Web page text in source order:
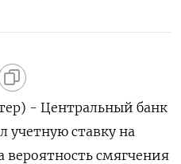
- Центральный банк
учетную ставку на
вероятность смягчения